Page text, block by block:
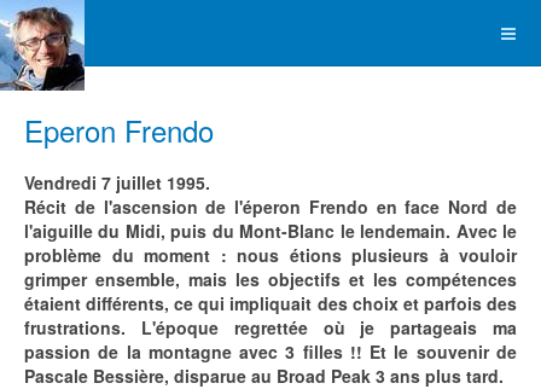
Eperon Frendo
Vendredi 7 juillet 1995.
Récit de l'ascension de l'éperon Frendo en face Nord de
l'aiguille du Midi, puis du Mont-Blanc le lendemain. Avec le
problème du moment : nous étions plusieurs à vouloir
grimper ensemble, mais les objectifs et les compétences
étaient différents, ce qui impliquait des choix et parfois des
frustrations. L'époque regrettée où je partageais ma
passion de la montagne avec 3 filles !! Et le souvenir de
Pascale Bessière, disparue au Broad Peak 3 ans plus tard.